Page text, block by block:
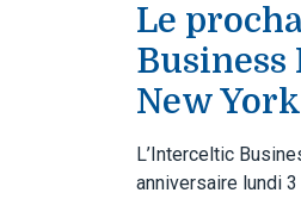
Le
Business
New York
L’Interceltic
anniversaire lundi